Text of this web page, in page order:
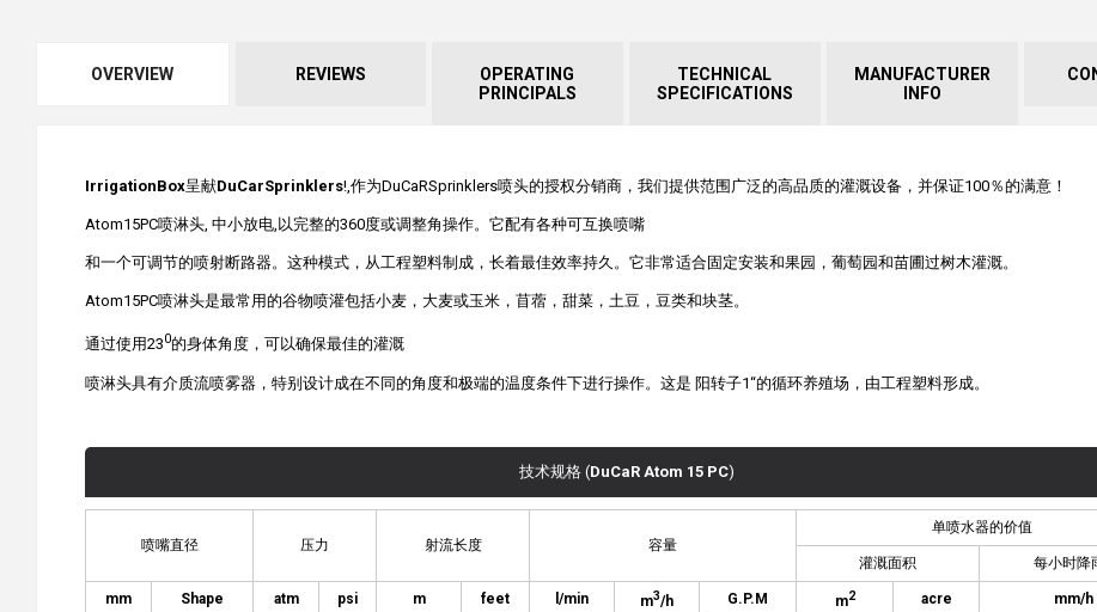
OVERVIEW REVIEWS
OPERATING
PRINCIPALS
TECHNICAL
SPECIFICATIONS
MANUFACTURER
INFO
IrrigationBox呈献DuCarSprinklers!,作为DuCaRSprinklers喷头的授权分销商，我们提供范围广泛的高品质的灌溉设备，并保证100％的满意！
Atom15PC喷淋头, 中小放电,以完整的360度或调整角操作。它配有各种可互换喷嘴
和一个可调节的喷射断路器。这种模式，从工程塑料制成，长着最佳效率持久。它非常适合固定安装和果园，葡萄园和苗圃过树木灌溉。
Atom15PC喷淋头是最常用的谷物喷灌包括小麦，大麦或玉米，苜蓿，甜菜，土豆，豆类和块茎。
通过使用230的身体角度，可以确保最佳的灌溉
喷淋头具有介质流喷雾器，特别设计成在不同的角度和极端的温度条件下进行操作。这是 阳转子1“的循环养殖场，由工程塑料形成。
技术规格 (DuCaR Atom 15 PC)
喷嘴直径 压力 射流长度 容量
单喷水器的价值
灌溉面积 每小时降
mm Shape atm psi m feet l/min m3/h G.P.M m2 acre
mm/h